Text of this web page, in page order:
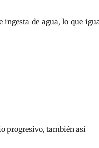
de agua, lo que
progresivo, también así